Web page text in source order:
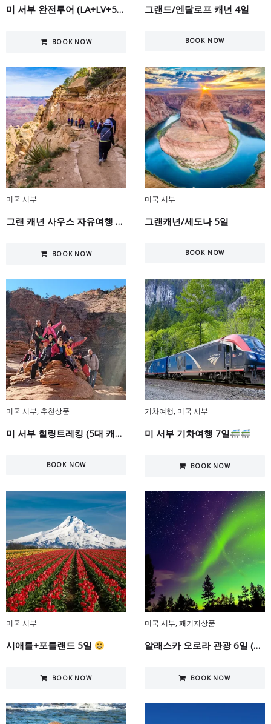
미 서부 완전투어 (LA+LV+5대캐년+세도나+요세미티+SF)...
BOOK NOW
그랜드/엔탈로프 캐년 4일
BOOK NOW
미국 서부
그랜 캐년 사우스 자유여행 5일
BOOK NOW
미국 서부
그랜캐년/세도나 5일
BOOK NOW
미국 서부, 추천상품
미 서부 힐링트레킹 (5대 캐년 + 세도나) 8일
BOOK NOW
기차여행, 미국 서부
미 서부 기차여행 7일
BOOK NOW
미국 서부
시애틀+포틀랜드 5일
BOOK NOW
미국 서부,패키지상품
알래스카 오로라 관광 6일 (겨울시즌 한정)
BOOK NOW